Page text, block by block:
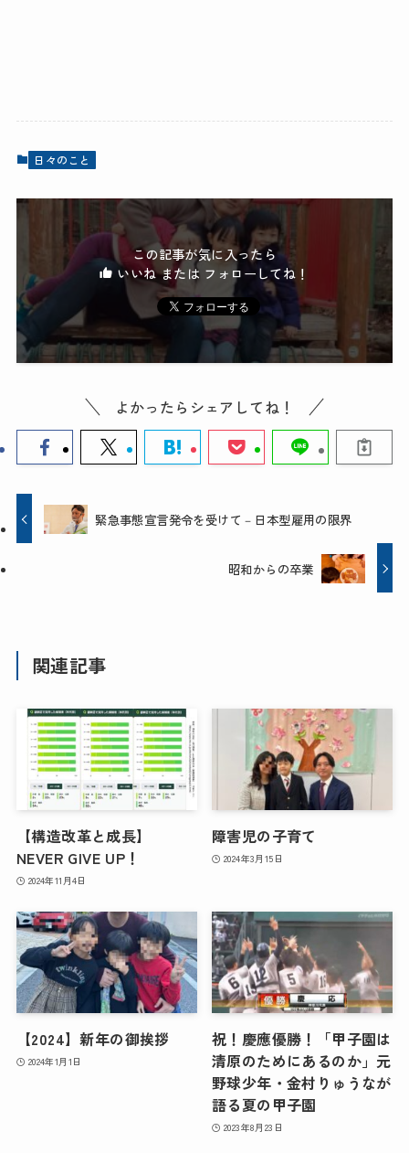
日々のこと
この記事が気に入ったら
いいね または フォローしてね！
よかったらシェアしてね！
緊急事態宣言発令を受けて－日本型雇用の限界
昭和からの卒業
関連記事
【構造改革と成長】
NEVER GIVE UP！
2024年11月4日
障害児の子育て
2024年3月15日
【2024】新年の御挨拶
2024年1月1日
祝！慶應優勝！「甲子園は
清原のためにあるのか」元
野球少年・金村りゅうなが
語る夏の甲子園
2023年8月23日